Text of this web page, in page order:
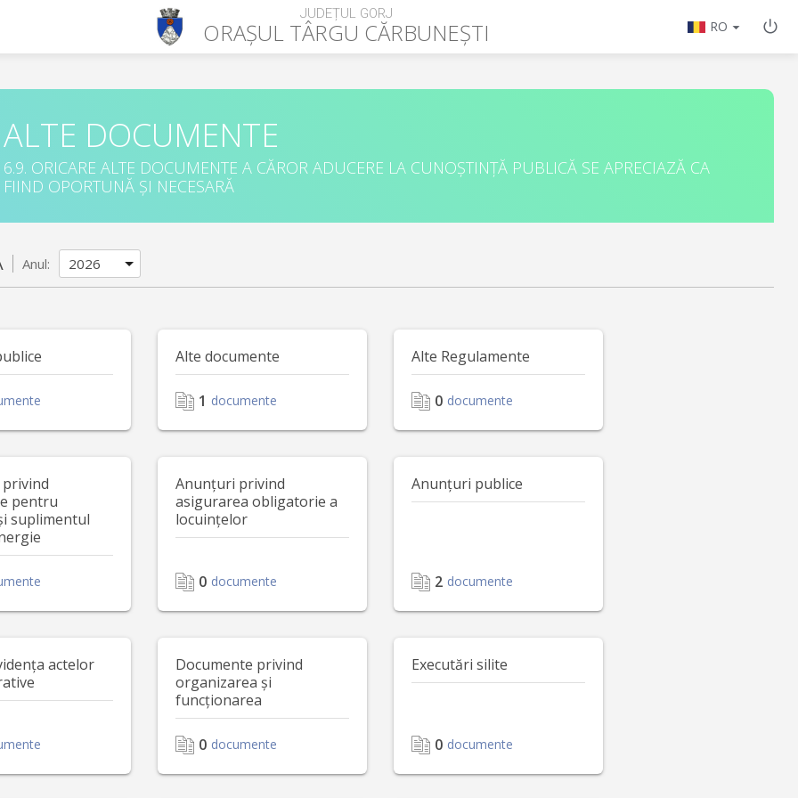
JUDEȚUL GORJ
ORAȘUL TÂRGU CĂRBUNEȘTI RO
ALTE DOCUMENTE
6.9. ORICARE ALTE DOCUMENTE A CĂROR ADUCERE LA CUNOȘTINȚĂ PUBLICĂ SE APRECIAZĂ CA
FIIND OPORTUNĂ ȘI NECESARĂ
Anul:
Alte documente
1 documente
Alte Regulamente
0 documente
pentru
suplimentul
Anunțuri privind
asigurarea obligatorie a
locuințelor
0 documente
Anunțuri publice
2 documente
actelor
Documente privind
organizarea și
funcționarea
0 documente
Executări silite
0 documente